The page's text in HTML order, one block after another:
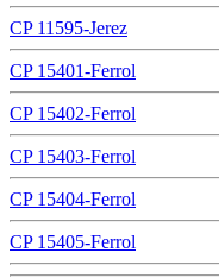
CP 11595-Jerez
CP 15401-Ferrol
CP 15402-Ferrol
CP 15403-Ferrol
CP 15404-Ferrol
CP 15405-Ferrol